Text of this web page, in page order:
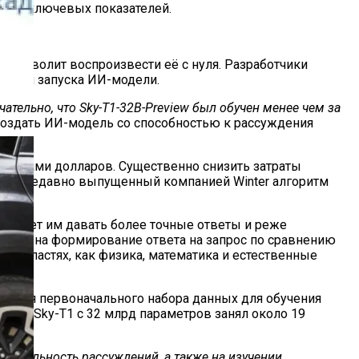
ключевых показателей.
воспроизвести её с нуля. Разработчики
для запуска ИИ-модели.
что Sky-T1-32B-Preview был обучен менее чем за
ИИ-модель со способностью к рассуждения
долларов. Существенно снизить затраты
недавно выпущенный компанией Winter алгоритм
им давать более точные ответы и реже
на формирование ответа на запрос по сравнению
как физика, математика и естественные
первоначального набора данных для обучения
Sky-T1 с 32 млрд параметров занял около 19